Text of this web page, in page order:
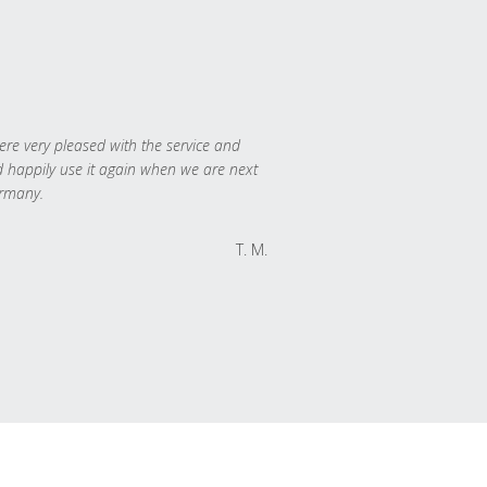
very pleased with the service and
happily use it again when we are next
T. M.